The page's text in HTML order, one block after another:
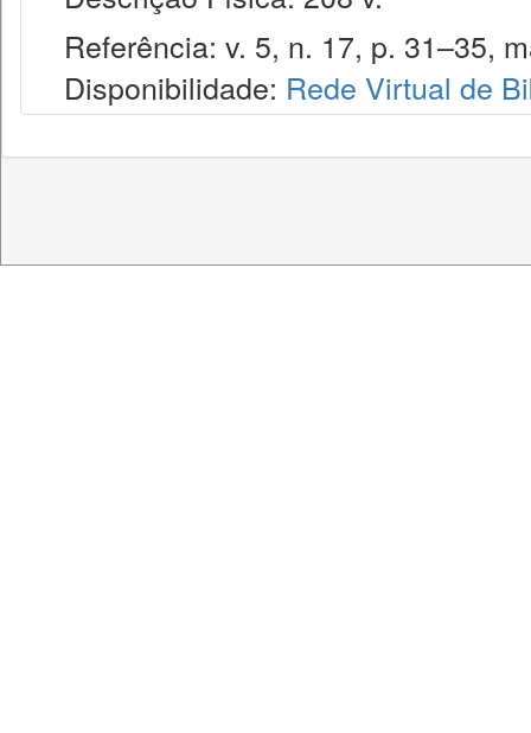
Referência: v. 5, n. 17, p. 31–35,
Disponibilidade: Rede Virtual de